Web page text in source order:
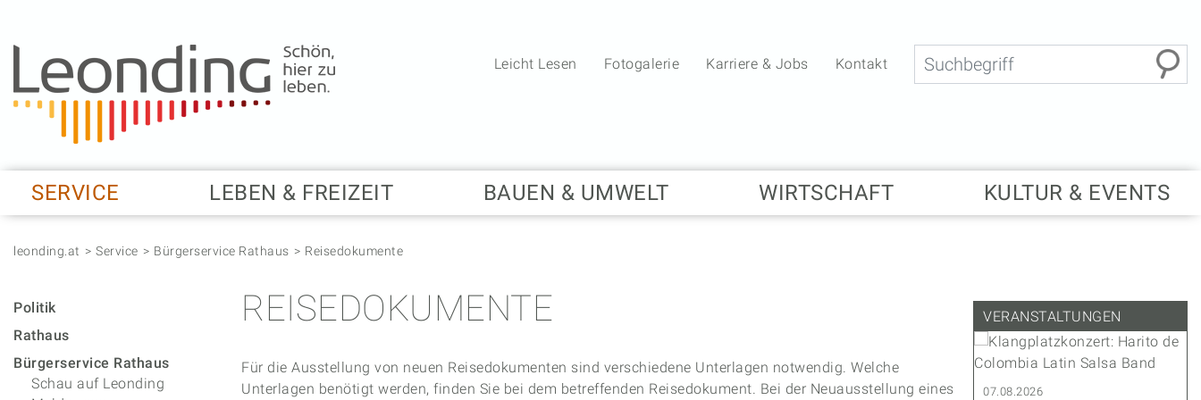
Suche
Leicht Lesen Fotogalerie Karriere & Jobs Kontakt
SERVICE LEBEN & FREIZEIT BAUEN & UMWELT WIRTSCHAFT KULTUR & EVENTS
leonding.at Service Bürgerservice Rathaus Reisedokumente
Politik
Rathaus
Bürgerservice Rathaus
Schau auf Leonding
REISEDOKUMENTE
Für die Ausstellung von neuen Reisedokumenten sind verschiedene Unterlagen notwendig. Welche
Unterlagen benötigt werden, finden Sie bei dem betreffenden Reisedokument. Bei der Neuausstellung eines
VERANSTALTUNGEN
20.05.2027
07.08.2026